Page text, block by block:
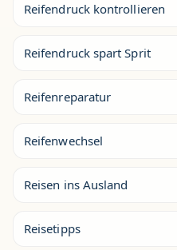
Reifendruck kontrollieren
Reifendruck spart Sprit
Reifenreparatur
Reifenwechsel
Reisen ins Ausland
Reisetipps